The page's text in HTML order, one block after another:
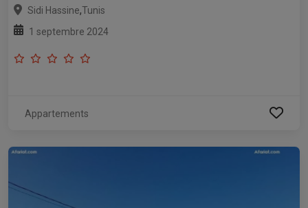
Sidi Hassine,Tunis
1 septembre 2024
Appartements